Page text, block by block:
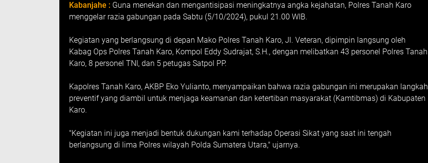
Kabanjahe : Guna menekan dan mengantisipasi meningkatnya angka kejahatan, Polres Tanah Karo
menggelar razia gabungan pada Sabtu (5/10/2024), pukul 21.00 WIB.
Kegiatan yang berlangsung di depan Mako Polres Tanah Karo, Jl. Veteran, dipimpin langsung oleh
Kabag Ops Polres Tanah Karo, Kompol Eddy Sudrajat, S.H., dengan melibatkan 43 personel Polres Tanah
Karo, 8 personel TNI, dan 5 petugas Satpol PP.
Kapolres Tanah Karo, AKBP Eko Yulianto, menyampaikan bahwa razia gabungan ini merupakan langkah
preventif yang diambil untuk menjaga keamanan dan ketertiban masyarakat (Kamtibmas) di Kabupaten
Karo.
"Kegiatan ini juga menjadi bentuk dukungan kami terhadap Operasi Sikat yang saat ini tengah
berlangsung di lima Polres wilayah Polda Sumatera Utara," ujarnya.